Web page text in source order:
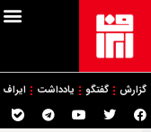
گزارش گفتگو یادداشت